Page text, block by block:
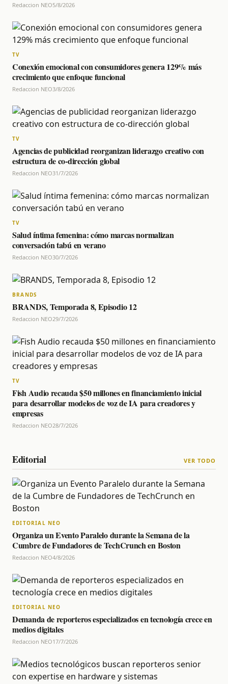
Redaccion NEO5/8/2026
TV
Conexión emocional con consumidores genera 129% más
crecimiento que enfoque funcional
Redaccion NEO3/8/2026
TV
Agencias de publicidad reorganizan liderazgo creativo con
estructura de co-dirección global
Redaccion NEO31/7/2026
TV
Salud íntima femenina: cómo marcas normalizan
conversación tabú en verano
Redaccion NEO30/7/2026
BRANDS
BRANDS, Temporada 8, Episodio 12
Redaccion NEO29/7/2026
TV
Fish Audio recauda $50 millones en financiamiento inicial
para desarrollar modelos de voz de IA para creadores y
empresas
Redaccion NEO28/7/2026
Editorial VER TODO
EDITORIAL NEO
Organiza un Evento Paralelo durante la Semana de la
Cumbre de Fundadores de TechCrunch en Boston
Redaccion NEO4/8/2026
EDITORIAL NEO
Demanda de reporteros especializados en tecnología crece en
medios digitales
Redaccion NEO17/7/2026